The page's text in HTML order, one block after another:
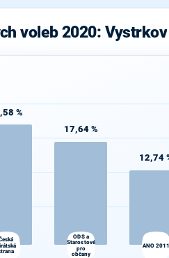
voleb 2020: Vystrkov
%
17,64 %
ODS a
Starostové
pro
občany
12,74
ANO 2011